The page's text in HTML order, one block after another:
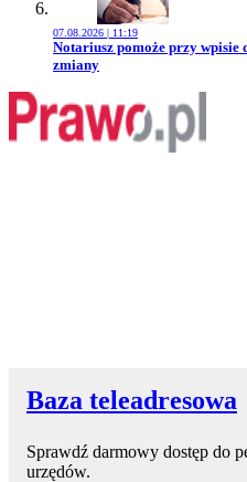
07.08.2026 | 11:19
Przejdź do artykułu:
Notariusz pomoże przy wpisie
zmiany
Baza teleadresowa
Sprawdź darmowy dostęp do
urzędów.